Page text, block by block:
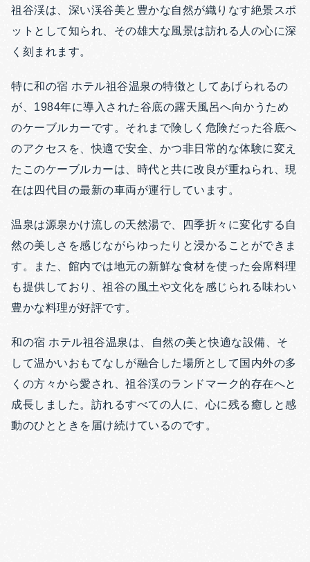
祖谷渓は、深い渓谷美と豊かな自然が織りなす絶景スポ
ットとして知られ、その雄大な風景は訪れる人の心に深
く刻まれます。
特に和の宿 ホテル祖谷温泉の特徴としてあげられるの
が、1984年に導入された谷底の露天風呂へ向かうため
のケーブルカーです。それまで険しく危険だった谷底へ
のアクセスを、快適で安全、かつ非日常的な体験に変え
たこのケーブルカーは、時代と共に改良が重ねられ、現
在は四代目の最新の車両が運行しています。
温泉は源泉かけ流しの天然湯で、四季折々に変化する自
然の美しさを感じながらゆったりと浸かることができま
す。また、館内では地元の新鮮な食材を使った会席料理
も提供しており、祖谷の風土や文化を感じられる味わい
豊かな料理が好評です。
和の宿 ホテル祖谷温泉は、自然の美と快適な設備、そ
して温かいおもてなしが融合した場所として国内外の多
くの方々から愛され、祖谷渓のランドマーク的存在へと
成長しました。訪れるすべての人に、心に残る癒しと感
動のひとときを届け続けているのです。